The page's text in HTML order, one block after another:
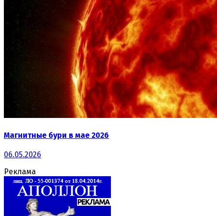
Магнитные бури в мае 2026
06.05.2026
Реклама